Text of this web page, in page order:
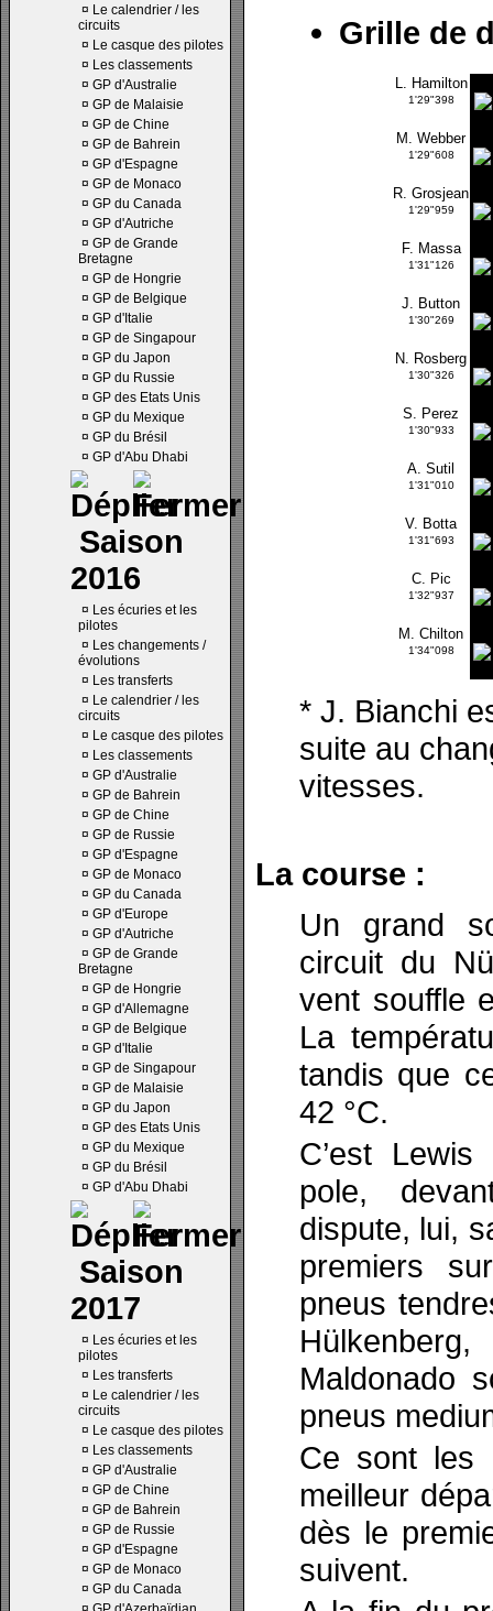
¤ Le calendrier / les
circuits
¤ Le casque des pilotes
¤ Les classements
¤ GP d'Australie
¤ GP de Malaisie
¤ GP de Chine
¤ GP de Bahrein
¤ GP d'Espagne
¤ GP de Monaco
¤ GP du Canada
¤ GP d'Autriche
¤ GP de Grande
Bretagne
¤ GP de Hongrie
¤ GP de Belgique
¤ GP d'Italie
¤ GP de Singapour
¤ GP du Japon
¤ GP du Russie
¤ GP des Etats Unis
¤ GP du Mexique
¤ GP du Brésil
¤ GP d'Abu Dhabi
Saison
2016
¤ Les écuries et les
pilotes
¤ Les changements /
évolutions
¤ Les transferts
¤ Le calendrier / les
circuits
¤ Le casque des pilotes
¤ Les classements
¤ GP d'Australie
¤ GP de Bahrein
¤ GP de Chine
¤ GP de Russie
¤ GP d'Espagne
¤ GP de Monaco
¤ GP du Canada
¤ GP d'Europe
¤ GP d'Autriche
¤ GP de Grande
Bretagne
¤ GP de Hongrie
¤ GP d'Allemagne
¤ GP de Belgique
¤ GP d'Italie
¤ GP de Singapour
¤ GP de Malaisie
¤ GP du Japon
¤ GP des Etats Unis
¤ GP du Mexique
¤ GP du Brésil
¤ GP d'Abu Dhabi
Saison
2017
¤ Les écuries et les
pilotes
¤ Les transferts
¤ Le calendrier / les
circuits
¤ Le casque des pilotes
¤ Les classements
¤ GP d'Australie
¤ GP de Chine
¤ GP de Bahrein
¤ GP de Russie
¤ GP d'Espagne
¤ GP de Monaco
¤ GP du Canada
Grille de
L. Hamilton
1'29"398
M. Webber
1'29"608
R. Grosjean
1'29"959
F. Massa
1'31"126
J. Button
1'30"269
N. Rosberg
1'30"326
S. Perez
1'30"933
A. Sutil
1'31"010
V. Botta
1'31"693
C. Pic
1'32"937
M. Chilton
1'34"098
* J. Bianchi
suite au
vitesses.
La course :
Un grand
circuit du
vent souffle
La
tandis que
42 °C.
C’est
pole,
dispute, lui,
premiers
pneus
Maldonado
pneus
Ce sont les
meilleur
dès le
suivent.